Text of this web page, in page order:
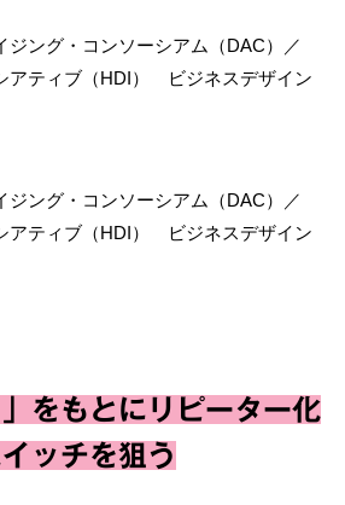
ジング・コンソーシアム（DAC）／
アティブ（HDI） ビジネスデザイン
ジング・コンソーシアム（DAC）／
アティブ（HDI） ビジネスデザイン
」をもとにリピーター化
ッチを狙う